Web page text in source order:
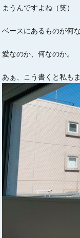
まうんですよね（笑）
ベースにあるものが何な
愛なのか、何なのか。
あぁ、こう書くと私も